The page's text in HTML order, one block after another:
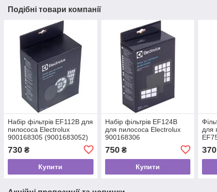
Подібні товари компанії
Набір фільтрів EF112B для
пилососа Electrolux
900168305 (9001683052)
730 ₴
Купити
Набір фільтрів EF124B
для пилососа Electrolux
900168306
750₴
Купити
для
370